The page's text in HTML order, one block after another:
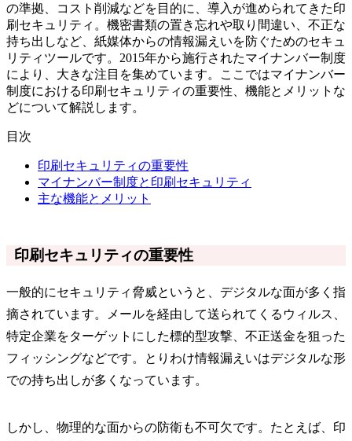
の準拠、コスト削減などを目的に、導入が進められてきた印
刷セキュリティ。機密書類の置き忘れや取り間違い、不正な
持ち出しなど、紙媒体からの情報漏えいを防ぐためのセキュ
リティツールです。2015年から施行されたマイナンバー制度
により、大きな注目を集めています。ここではマイナンバー
制度における印刷セキュリティの重要性、機能とメリットな
どについて解説します。
目次
印刷セキュリティの重要性
マイナンバー制度と印刷セキュリティ
主な機能とメリット
印刷セキュリティの重要性
一般的にセキュリティ脅威というと、デジタルな面が多く指
摘されています。メールを経由して送られてくるウィルス、
特定企業をターゲットにした標的型攻撃、不正送金を狙った
フィッシングなどです。とりわけ情報漏えいはデジタルな形
での持ち出しが多くなっています。
しかし、物理的な面からの防衛も不可欠です。たとえば、印